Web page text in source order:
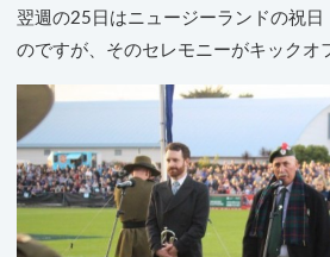
翌週の25日はニュージーランドの祝日
のですが、そのセレモニーがキックオ